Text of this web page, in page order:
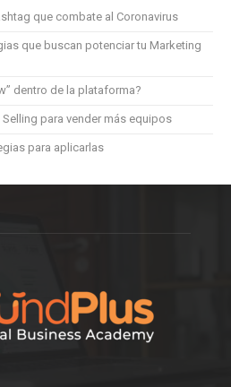
que combate al Coronavirus
que buscan potenciar tu Marketing
dentro de la plataforma?
para vender más equipos
para aplicarlas